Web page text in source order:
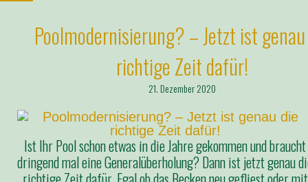
Poolmodernisierung? – Jetzt ist
richtige Zeit dafür!
21. Dezember 2020
Ist Ihr Pool schon etwas in die Jahre gekommen und braucht
dringend mal eine Generalüberholung? Dann ist jetzt genau